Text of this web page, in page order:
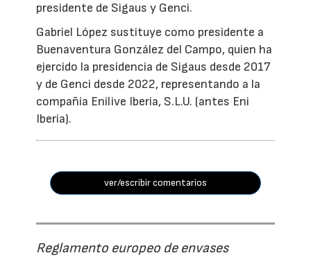
presidente de Sigaus y Genci.
Gabriel López sustituye como presidente a
Buenaventura González del Campo, quien ha
ejercido la presidencia de Sigaus desde 2017
y de Genci desde 2022, representando a la
compañía Enilive Iberia, S.L.U. (antes Eni
Iberia).
ver/escribir comentarios
Reglamento europeo de envases